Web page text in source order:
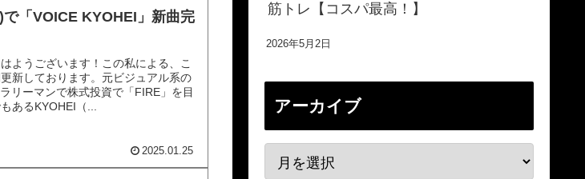
で「VOICE KYOHEI」新曲完
ようございます！この私による、こ
新しております。元ビジュアル系の
リーマンで株式投資で「FIRE」を目
あるKYOHEI（...
2025.01.25
筋トレ【コスパ最高！】
2026年5月2日
アーカイブ